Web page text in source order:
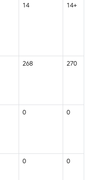
14 14+
268 270
0 0
0 0